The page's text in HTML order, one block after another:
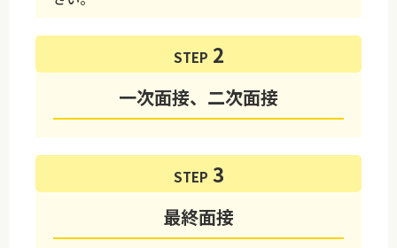
STEP
一次面接、二次面接
STEP
最終面接